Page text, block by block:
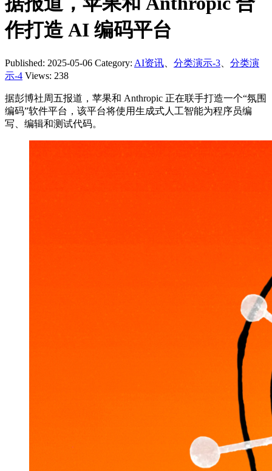
作打造 AI 编码平台
Published: 2025-05-06 Category: AI资讯 分类演示-3
分类演
示-4 Views: 238
据彭博社周五报道，苹果和 Anthropic 正在联手打造一个“氛围
编码”软件平台，该平台将使用生成式人工智能为程序员编
写、编辑和测试代码。